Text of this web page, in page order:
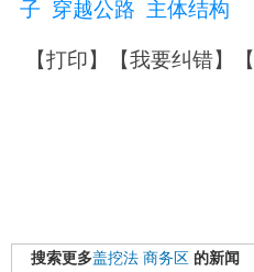
子 穿越公路 主体结构
【打印】【我要纠错】【
搜索更多盖挖法 商务区 的新闻